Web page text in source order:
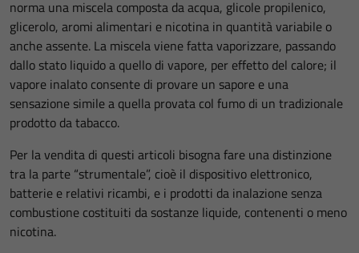
norma una miscela composta da acqua, glicole propilenico,
glicerolo, aromi alimentari e nicotina in quantità variabile o
anche assente. La miscela viene fatta vaporizzare, passando
dallo stato liquido a quello di vapore, per effetto del calore; il
vapore inalato consente di provare un sapore e una
sensazione simile a quella provata col fumo di un tradizionale
prodotto da tabacco.
Per la vendita di questi articoli bisogna fare una distinzione
tra la parte “strumentale”, cioè il dispositivo elettronico,
batterie e relativi ricambi, e i prodotti da inalazione senza
combustione costituiti da sostanze liquide, contenenti o meno
nicotina.